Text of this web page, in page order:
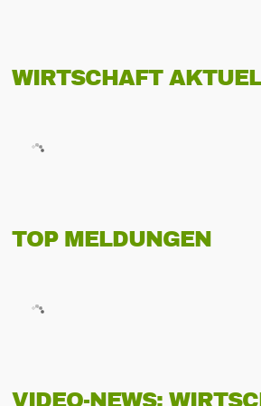
WIRTSCHAFT
TOP MELDUNGEN
VIDEO-NEWS: